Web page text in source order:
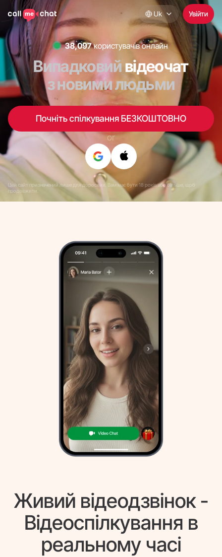
Uk Увійти
37,120користувачів онлайн
Випадковий відеочат
з новими людьми
Почніть спілкування БЕЗКОШТОВНО
or
Цей сайт призначений лише для дорослих. Вам має бути 18 років або більше, щоб
продовжити.
Живий відеодзвінок -
Відеоспілкування в
реальному часі